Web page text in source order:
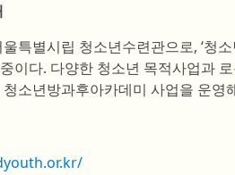
특별시립 청소년수련관으로, ‘청
이다. 다양한 청소년 목적사업과
소년방과후아카데미 사업을 운